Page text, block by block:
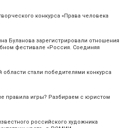
конкурса «Права человека
Буланова зарегистрировали отношения
фестивале «Россия. Соединяя
стали победителями конкурса
правила игры? Разбираем с юристом
российского художника